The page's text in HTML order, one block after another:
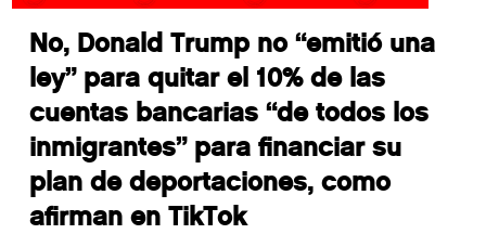
No, Donald Trump no “emitió una
ley” para quitar el 10% de las
cuentas bancarias “de todos los
inmigrantes” para financiar su
plan de deportaciones, como
afirman en TikTok